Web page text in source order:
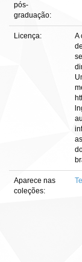
pós-
graduação:
Licença:
A
Aparece nas
coleções: